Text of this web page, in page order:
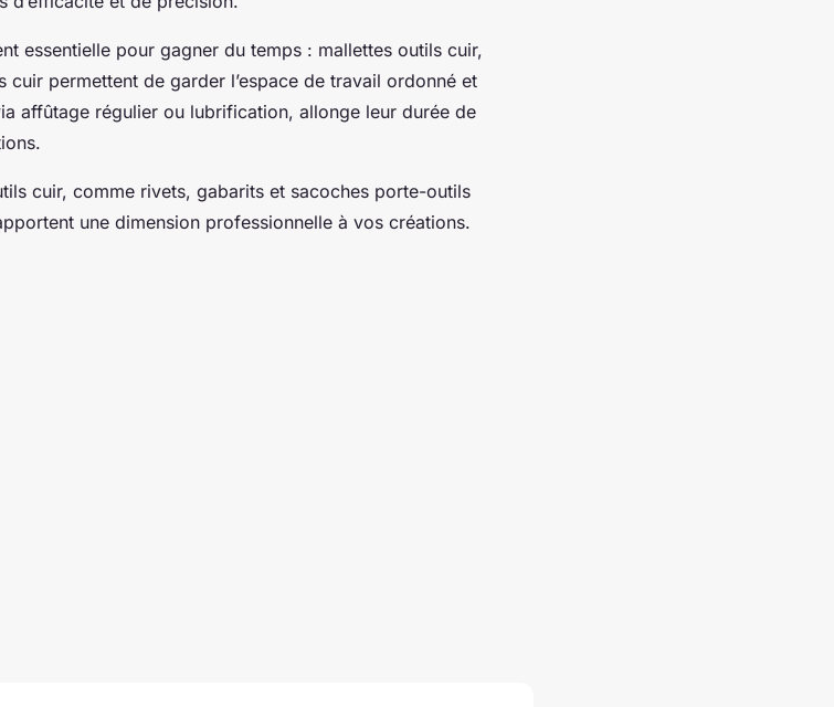
essentielle pour gagner du temps : mallettes outils cuir,
permettent de garder l’espace de travail ordonné et
affûtage régulier ou lubrification, allonge leur durée de
cuir, comme rivets, gabarits et sacoches porte-outils
une dimension professionnelle à vos créations.